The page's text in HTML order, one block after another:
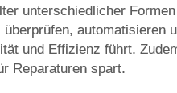
unterschiedlicher
automatisieren
und Effizienz führt.
Reparaturen spart.